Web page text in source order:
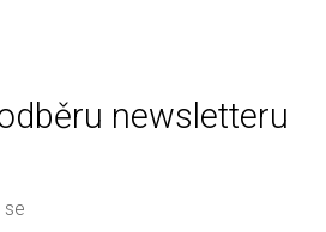
newsletteru
se